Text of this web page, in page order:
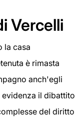
Vercelli
la casa
è rimasta
anch'egli
il dibattito
del diritto